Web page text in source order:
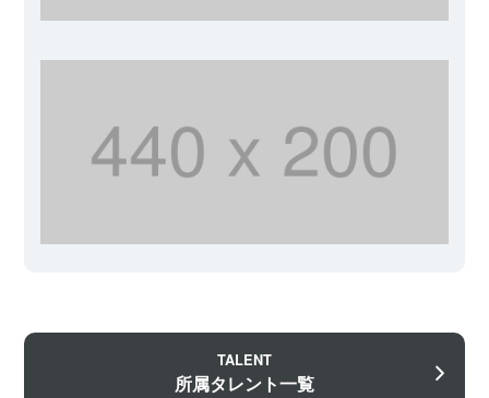
TALENT
所属タレント一覧